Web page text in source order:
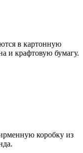
в картонную
и крафтовую бумагу.
коробку из